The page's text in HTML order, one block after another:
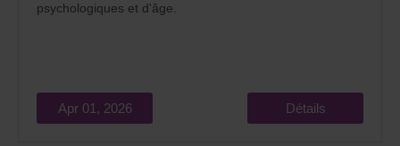
psychologiques et d'âge.
Apr 01, 2026 Détails